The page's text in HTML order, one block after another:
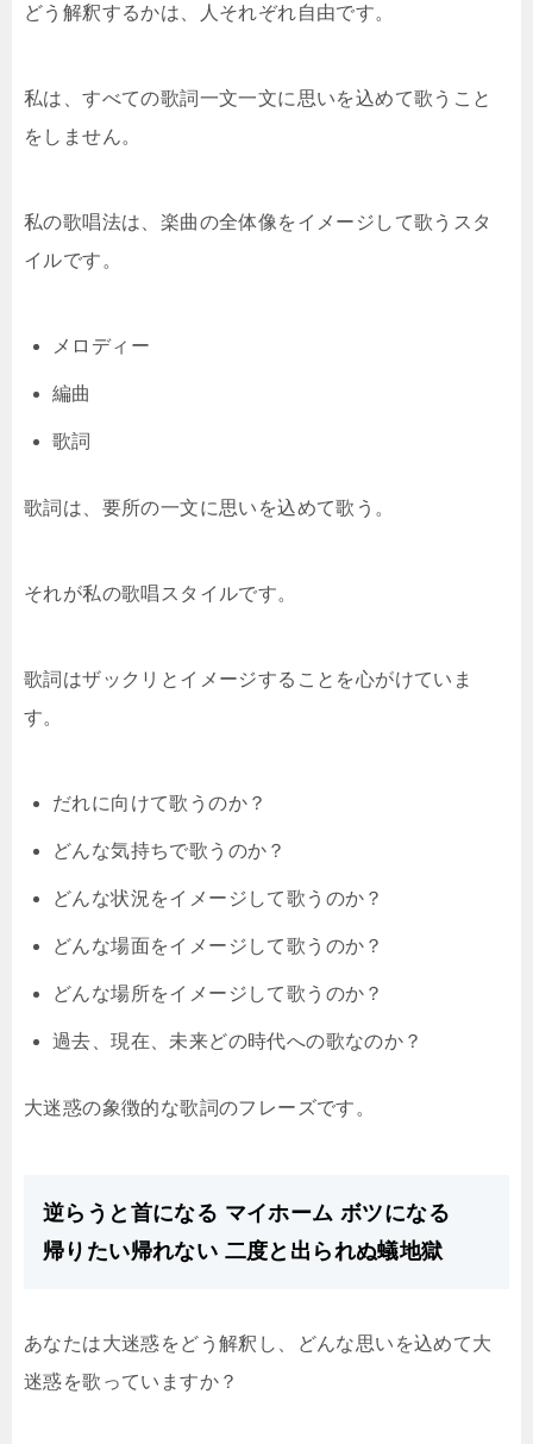
どう解釈するかは、人それぞれ自由です。
私は、すべての歌詞一文一文に思いを込めて歌うこと
をしません。
私の歌唱法は、楽曲の全体像をイメージして歌うスタ
イルです。
メロディー
編曲
歌詞
歌詞は、要所の一文に思いを込めて歌う。
それが私の歌唱スタイルです。
歌詞はザックリとイメージすることを心がけていま
す。
だれに向けて歌うのか？
どんな気持ちで歌うのか？
どんな状況をイメージして歌うのか？
どんな場面をイメージして歌うのか？
どんな場所をイメージして歌うのか？
過去、現在、未来どの時代への歌なのか？
大迷惑の象徴的な歌詞のフレーズです。
逆らうと首になる マイホーム ボツになる
帰りたい帰れない 二度と出られぬ蟻地獄
あなたは大迷惑をどう解釈し、どんな思いを込めて大
迷惑を歌っていますか？